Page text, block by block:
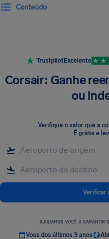
Conteúdo
TrustpilotExcelente
Corsair: Ganhe
ou
Verifique o valor que a
É grátis e
Verificar
AJUDAMOS VOCÊ A GARANTIR
Voos dos últimos 3 anos